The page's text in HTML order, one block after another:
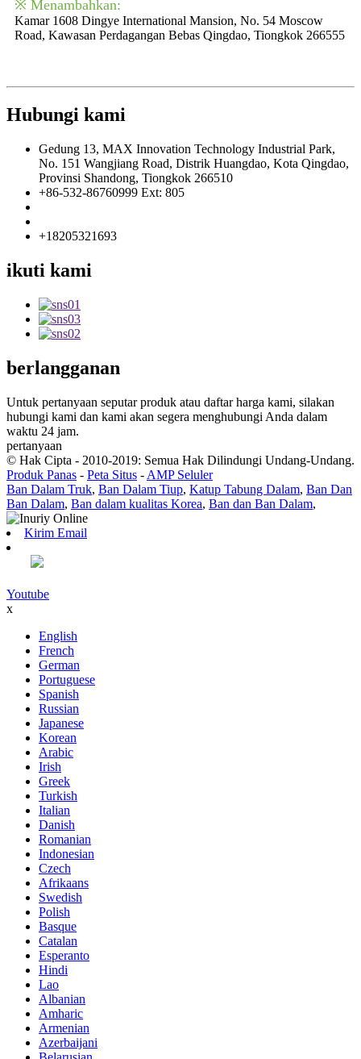
※ Menambahkan:
Kamar 1608 Dingye International Mansion, No. 54 Moscow
Road, Kawasan Perdagangan Bebas Qingdao, Tiongkok 266555
Hubungi kami
Gedung 13, MAX Innovation Technology Industrial Park,
No. 151 Wangjiang Road, Distrik Huangdao, Kota Qingdao,
Provinsi Shandong, Tiongkok 266510
+86-532-86760999 Ext: 805
+18205321693
ikuti kami
berlangganan
Untuk pertanyaan seputar produk atau daftar harga kami, silakan
hubungi kami dan kami akan segera menghubungi Anda dalam
waktu 24 jam.
pertanyaan
© Hak Cipta - 2010-2019: Semua Hak Dilindungi Undang-Undang.
Produk Panas - Peta Situs - AMP Seluler
Ban Dalam Truk, Ban Dalam Tiup, Katup Tabung Dalam, Ban Dan
Ban Dalam, Ban dalam kualitas Korea, Ban dan Ban Dalam,
Kirim Email
Youtube
x
English
French
German
Portuguese
Spanish
Russian
Japanese
Korean
Arabic
Irish
Greek
Turkish
Italian
Danish
Romanian
Indonesian
Czech
Afrikaans
Swedish
Polish
Basque
Catalan
Esperanto
Hindi
Lao
Albanian
Amharic
Armenian
Azerbaijani